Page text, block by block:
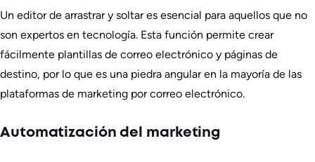
Un editor de arrastrar y soltar es esencial para aquellos que no
son expertos en tecnología. Esta función permite crear
fácilmente plantillas de correo electrónico y páginas de
destino, por lo que es una piedra angular en la mayoría de las
plataformas de marketing por correo electrónico.
Automatización del marketing